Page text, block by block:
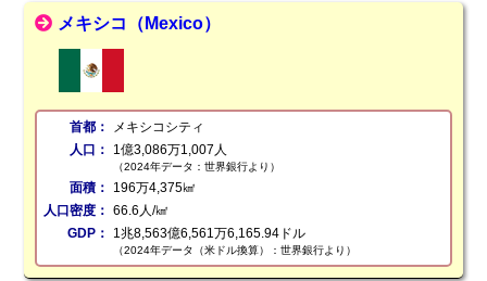
メキシコ（Mexico）
首都：
メキシコシティ
人口：
1億3,086万1,007人
（2024年データ：世界銀行より）
面積：
196万4,375㎢
人口密度： 66.6人/㎢
GDP：
1兆8,563億6,561万6,165.94ドル
（2024年データ（米ドル換算）：世界銀行より）